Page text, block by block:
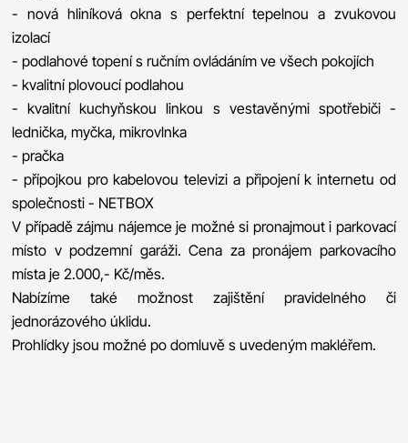
- nová hliníková okna s perfektní tepelnou a zvukovou
izolací
- podlahové topení s ručním ovládáním ve všech pokojích
- kvalitní plovoucí podlahou
- kvalitní kuchyňskou linkou s vestavěnými spotřebiči -
lednička, myčka, mikrovlnka
- pračka
- přípojkou pro kabelovou televizi a připojení k internetu od
společnosti - NETBOX
V případě zájmu nájemce je možné si pronajmout i parkovací
místo v podzemní garáži. Cena za pronájem parkovacího
místa je 2.000,- Kč/měs.
Nabízíme také možnost zajištění pravidelného či
jednorázového úklidu.
Prohlídky jsou možné po domluvě s uvedeným makléřem.